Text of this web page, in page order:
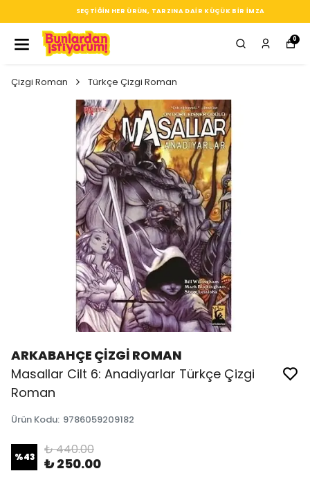
SEÇTIĞIN HER ÜRÜN, TARZINA DAIR KÜÇÜK BIR IMZA
0
Çizgi Roman Türkçe Çizgi Roman
ARKABAHÇE ÇİZGİ ROMAN
Masallar Cilt 6: Anadiyarlar Türkçe Çizgi
Roman
Ürün Kodu: 9786059209182
%43 ₺ 440.00
₺ 250.00